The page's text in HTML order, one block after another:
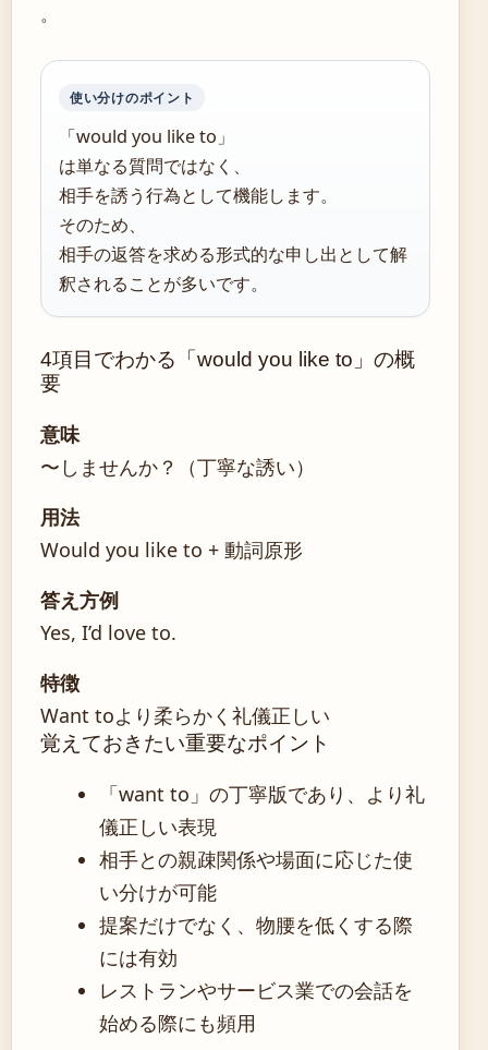
。
使い分けのポイント
「would you like to」
は単なる質問ではなく、
相手を誘う行為として機能します。
そのため、
相手の返答を求める形式的な申し出として解
釈されることが多いです。
4項目でわかる「would you like to」の概
要
意味
〜しませんか？（丁寧な誘い）
用法
Would you like to + 動詞原形
答え方例
Yes, I’d love to.
特徴
Want toより柔らかく礼儀正しい
覚えておきたい重要なポイント
「want to」の丁寧版であり、より礼
儀正しい表現
相手との親疎関係や場面に応じた使
い分けが可能
提案だけでなく、物腰を低くする際
には有効
レストランやサービス業での会話を
始める際にも頻用